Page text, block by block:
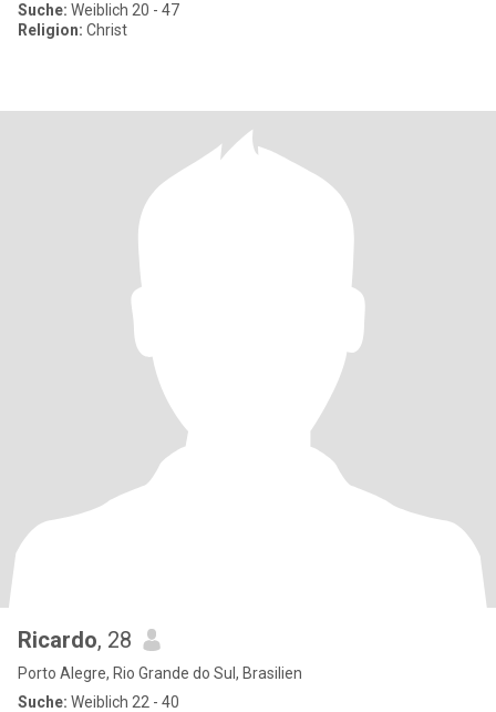
Suche: Weiblich 20 - 47
Religion: Christ
Ricardo, 28
Porto Alegre, Rio Grande do Sul, Brasilien
Suche: Weiblich 22 - 40